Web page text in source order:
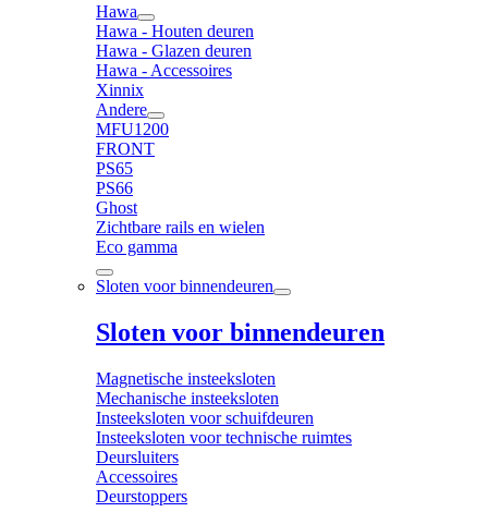
Hawa
Hawa - Houten deuren
Hawa - Glazen deuren
Hawa - Accessoires
Xinnix
Andere
MFU1200
FRONT
PS65
PS66
Ghost
Zichtbare rails en wielen
Eco gamma
Sloten voor binnendeuren
Sloten voor binnendeuren
Magnetische insteeksloten
Mechanische insteeksloten
Insteeksloten voor schuifdeuren
Insteeksloten voor technische ruimtes
Deursluiters
Accessoires
Deurstoppers